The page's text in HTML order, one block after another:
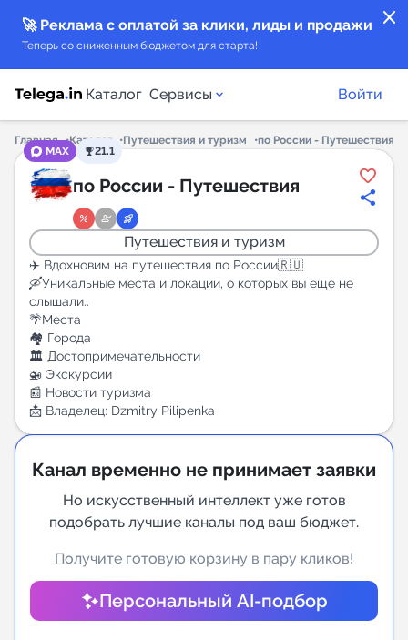
close
🚀 Реклама с оплатой за клики, лиды и продажи
Теперь со сниженным бюджетом для старта!
Каталог Сервисы
Каталог каналов
Каталог ботов
Горящие предложения
Индекс читаемости каналов в Telegram
New
Аналитика MAX каналов
New
Аналитика Telegram
Войти
Главная Каталог Путешествия и туризм
по России - Путешествия
MAX
21.1
по России - Путешествия
Путешествия и туризм
✈️ Вдохновим на путешествия по России🇷🇺
🛶Уникальные места и локации, о которых вы еще не
слышали..
🌴Места
🏘 Города
🏛 Достопримечательности
🚁 Экскурсии
📰 Новости туризма
📩 Владелец: Dzmitry Pilipenka
Канал временно не принимает заявки
Но искусственный интеллект уже готов
подобрать лучшие каналы под ваш бюджет.
Получите готовую корзину в пару кликов!
Персональный AI-подбор